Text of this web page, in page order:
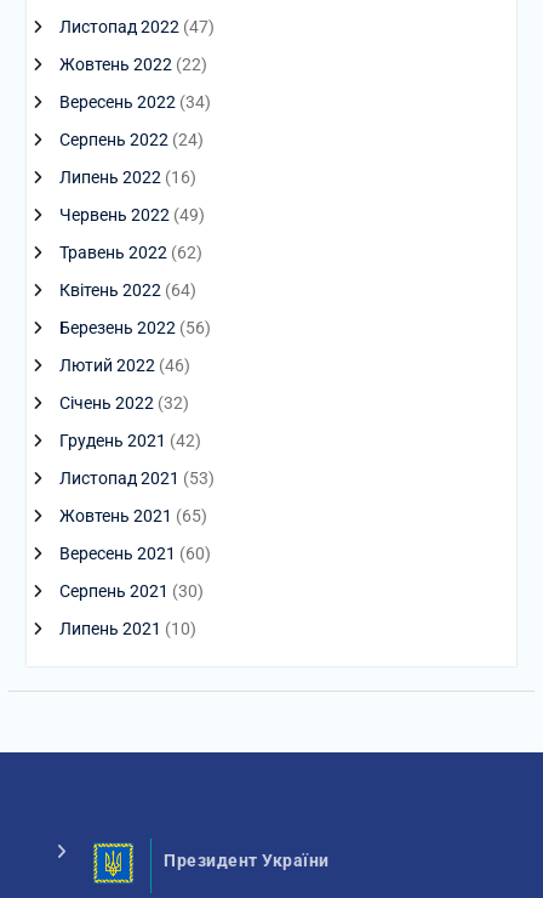
Листопад 2022 (47)
Жовтень 2022 (22)
Вересень 2022 (34)
Серпень 2022 (24)
Липень 2022 (16)
Червень 2022 (49)
Травень 2022 (62)
Квітень 2022 (64)
Березень 2022 (56)
Лютий 2022 (46)
Січень 2022 (32)
Грудень 2021 (42)
Листопад 2021 (53)
Жовтень 2021 (65)
Вересень 2021 (60)
Серпень 2021 (30)
Липень 2021 (10)
Президент України